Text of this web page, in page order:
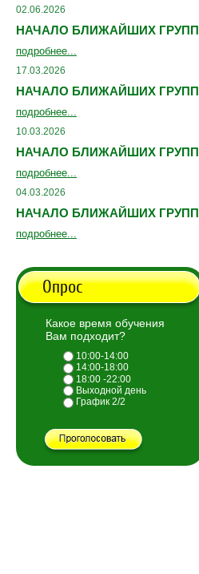
02.06.2026
НАЧАЛО БЛИЖАЙШИХ ГРУПП
подробнее...
17.03.2026
НАЧАЛО БЛИЖАЙШИХ ГРУПП
подробнее...
10.03.2026
НАЧАЛО БЛИЖАЙШИХ ГРУПП
подробнее...
04.03.2026
НАЧАЛО БЛИЖАЙШИХ ГРУПП
подробнее...
Опрос
Какое время обучения
Вам подходит?
10:00-14:00
14:00-18:00
18:00 -22:00
Выходной день
График 2/2